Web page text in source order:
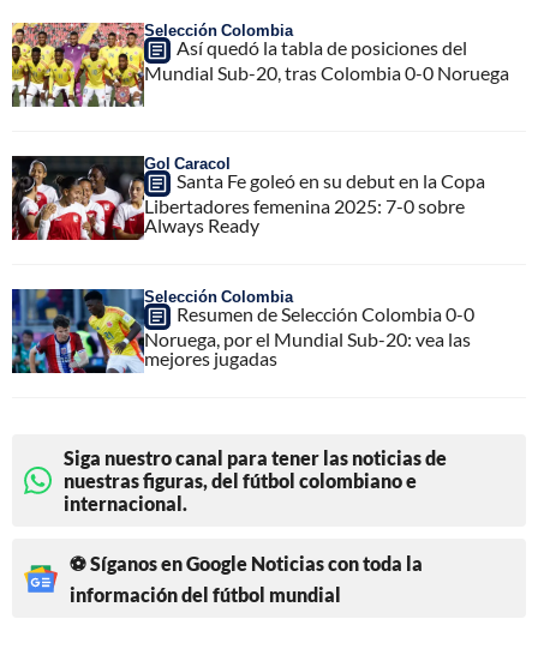
Selección Colombia
Así quedó la tabla de posiciones del
Mundial Sub-20, tras Colombia 0-0 Noruega
Gol Caracol
Santa Fe goleó en su debut en la Copa
Libertadores femenina 2025: 7-0 sobre
Always Ready
Selección Colombia
Resumen de Selección Colombia 0-0
Noruega, por el Mundial Sub-20: vea las
mejores jugadas
Siga nuestro canal para tener las noticias de
nuestras figuras, del fútbol colombiano e
internacional.
⚽ Síganos en Google Noticias con toda la
información del fútbol mundial